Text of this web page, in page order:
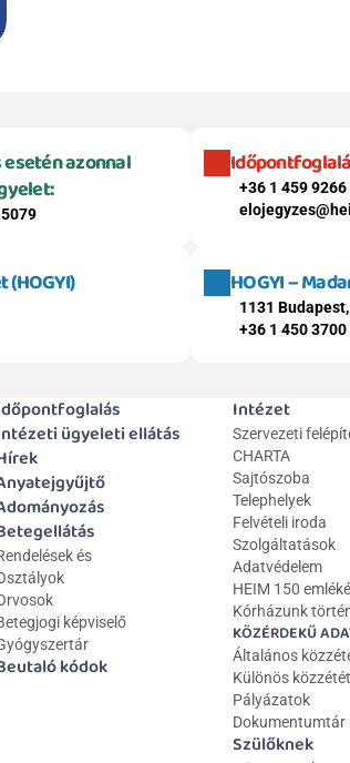
azonnal
+36 1 459 9266
HOGYI –
1131
+36 1 450 3700
ügyeleti ellátás
és
képviselő
kódok
Intézet
Szervezeti
CHARTA
Sajtószoba
Telephelyek
Felvételi iroda
Szolgáltatások
Adatvédelem
HEIM 150
Kórházunk
KÖZÉRDEKŰ
Általános
Különös
Pályázatok
Dokumentumtár
Szülőknek